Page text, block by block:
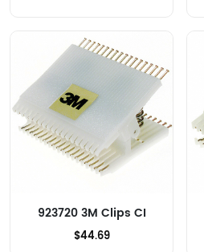
923720 3M Clips CI
$44.69